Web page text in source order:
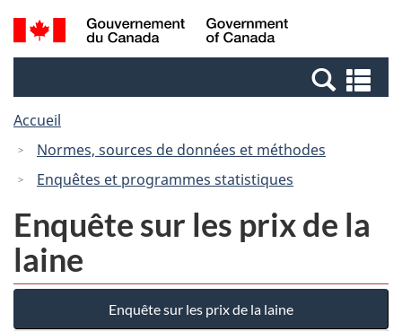
Passer
au
Passer
à
Canada
Recherche
et
et
Accueil
Normes, sources de données et méthodes
Enquêtes et programmes statistiques
Enquête sur les prix de la
laine
Enquête sur les prix de la laine